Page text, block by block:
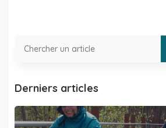
Derniers articles